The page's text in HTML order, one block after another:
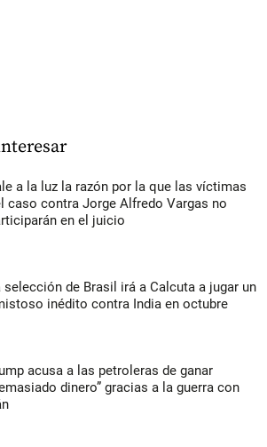
a la luz la razón por la que las víctimas
caso contra Jorge Alfredo Vargas no
en el juicio
selección de Brasil irá a Calcuta a jugar un
inédito contra India en octubre
acusa a las petroleras de ganar
dinero” gracias a la guerra con